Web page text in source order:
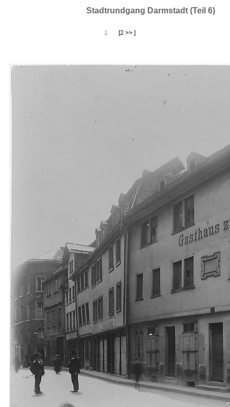
Stadtrundgang Darmstadt (Teil 6)
1 [2 >> ]